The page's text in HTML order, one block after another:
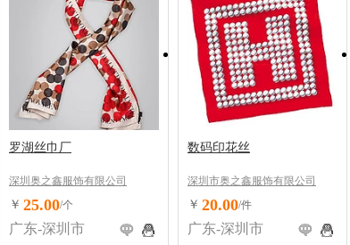
罗湖丝巾厂
深圳奥之鑫服饰有限公司
￥ 25.00/个
广东-深圳市
数码印花丝
深圳市奥之鑫服饰有限公司
￥ 20.00/件
广东-深圳市